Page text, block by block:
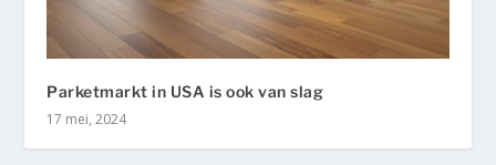
Parketmarkt in USA is ook van slag
17 mei, 2024